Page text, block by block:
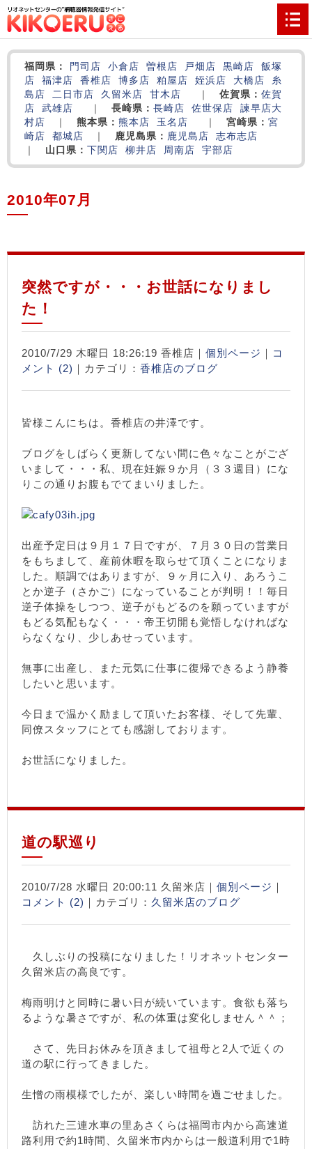
福岡県： 門司店 小倉店 曽根店 戸畑店 黒崎店
飯塚
店
福津店 香椎店 博多店 粕屋店 姪浜店 大橋店
糸
島店
二日市店 久留米店 甘木店 佐賀県： 佐賀
店
武雄店 長崎県： 長崎店 佐世保店 諫早店大
村店
熊本県： 熊本店 玉名店 宮崎県： 宮
崎店
都城店 鹿児島県： 鹿児島店
志布志店
山口県： 下関店 柳井店 周南店 宇部店
2010年07月
突然ですが・・・お世話になりまし
た！
2010/7/29 木曜日 18:26:19 香椎店｜ 個別ページ ｜ コ
メント (2) ｜カテゴリ： 香椎店のブログ
皆様こんにちは。香椎店の井澤です。
ブログをしばらく更新してない間に色々なことがござ
いまして・・・私、現在妊娠９か月（３３週目）にな
りこの通りお腹もでてまいりました。
出産予定日は９月１７日ですが、７月３０日の営業日
をもちまして、産前休暇を取らせて頂くことになりま
した。順調ではありますが、９ヶ月に入り、あろうこ
とか逆子（さかご）になっていることが判明！！毎日
逆子体操をしつつ、逆子がもどるのを願っていますが
もどる気配もなく・・・帝王切開も覚悟しなければな
らなくなり、少しあせっています。
無事に出産し、また元気に仕事に復帰できるよう静養
したいと思います。
今日まで温かく励まして頂いたお客様、そして先輩、
同僚スタッフにとても感謝しております。
お世話になりました。
道の駅巡り
2010/7/28 水曜日 20:00:11 久留米店｜ 個別ページ ｜
コメント (2) ｜カテゴリ： 久留米店のブログ
久しぶりの投稿になりました！リオネットセンター
久留米店の高良です。
梅雨明けと同時に暑い日が続いています。食欲も落ち
るような暑さですが、私の体重は変化しません＾＾；
さて、先日お休みを頂きまして祖母と2人で近くの
道の駅に行ってきました。
生憎の雨模様でしたが、楽しい時間を過ごせました。
訪れた三連水車の里あさくらは福岡市内から高速道
路利用で約1時間、久留米市内からは一般道利用で1時